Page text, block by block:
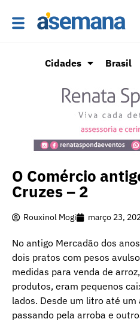
Cidades Brasil
O Comércio
Cruzes – 2
Rouxinol Mogi março 23,
No antigo Mercadão dos
dois pratos com pesos
medidas para venda de
produtos, eram pequenos
lados. Desde um litro até
passando pela arroba e